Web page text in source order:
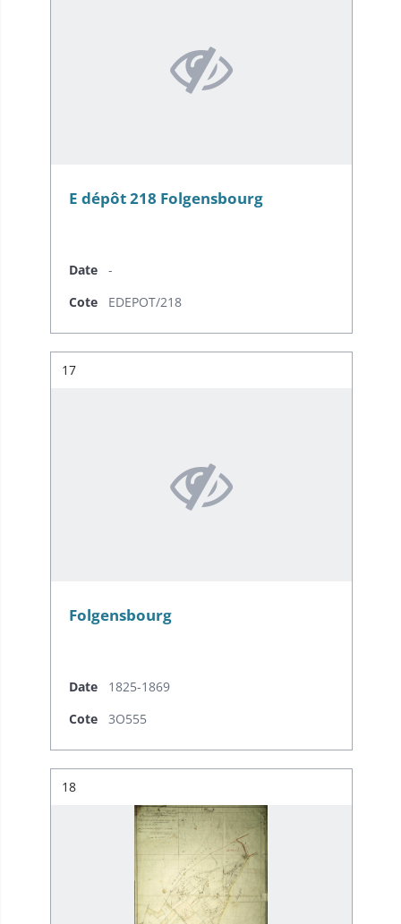
E dépôt 218 Folgensbourg
Date
-
Cote
EDEPOT/218
Résultat n°
17
Folgensbourg
Date
1825-1869
Cote
3O555
Résultat n°
18